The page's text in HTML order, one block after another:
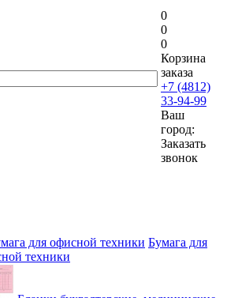
0
0
0
Корзина
заказа
+7 (4812)
33-94-99
Ваш
город:
Заказать
звонок
Бумага для
техники